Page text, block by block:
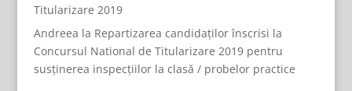
Titularizare 2019
Andreea la Repartizarea candidaților înscrisi la
Concursul National de Titularizare 2019 pentru
susținerea inspecțiilor la clasă / probelor practice